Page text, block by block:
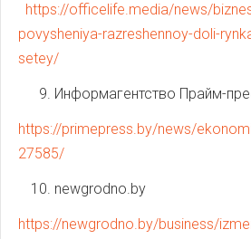
https://officelife.media/news/
povysheniya-razreshennoy-doli-
setey/
Информагентство Прайм-
https://primepress.by/news/
27585/
newgrodno.by
https://newgrodno.by/business/